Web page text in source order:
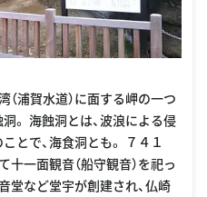
浦賀水道）に面する岬の一つ
。 海蝕洞とは、波浪による侵
とで、海食洞とも。 ７４１
一面観音（船守観音）を祀っ
堂など堂宇が創建され、仏崎